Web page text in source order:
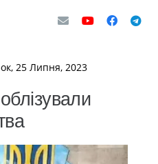
25 Липня, 2023